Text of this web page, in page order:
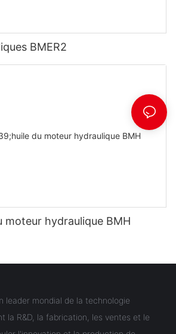
BMER2
moteur hydraulique BMH
leader mondial de la technologie
la R&D, la fabrication, les ventes et le